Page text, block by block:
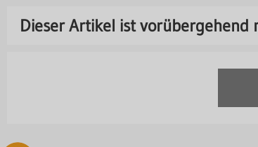
Dieser Artikel ist vorübergehend